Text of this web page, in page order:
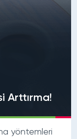
Arttırma!
yöntemleri